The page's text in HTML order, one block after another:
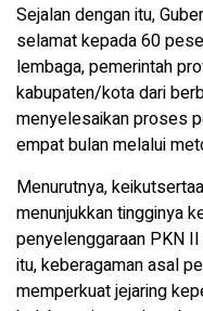
Sejalan dengan itu,
selamat kepada 60
lembaga, pemerintah
kabupaten/kota dari
menyelesaikan proses
empat bulan melalui
Menurutnya,
menunjukkan tingginya
penyelenggaraan PKN
itu, keberagaman asal
memperkuat jejaring